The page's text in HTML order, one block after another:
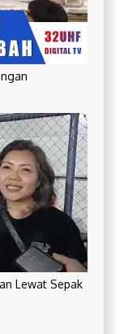
Lewat Sepak